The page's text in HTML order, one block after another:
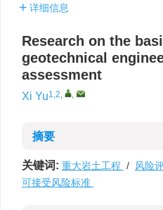
详细信息
Research on the
geotechnical
assessment
Xi Yu1,2, ,
摘要
关键词: 重大岩土工程 / 风险
可接受风险标准